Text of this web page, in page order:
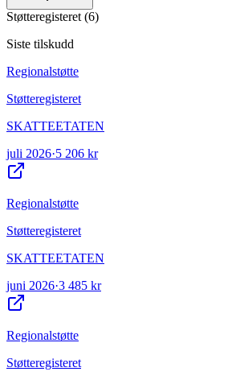
Støtteregisteret (6)
Siste tilskudd
Regionalstøtte
Støtteregisteret
SKATTEETATEN
juli 2026·5 206 kr
Regionalstøtte
Støtteregisteret
SKATTEETATEN
juni 2026·3 485 kr
Regionalstøtte
Støtteregisteret